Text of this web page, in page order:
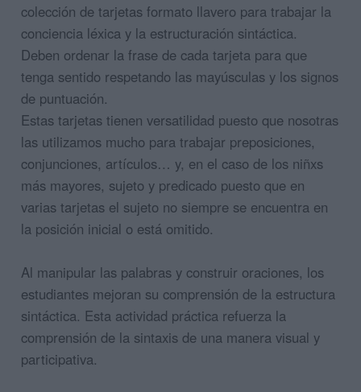
colección de tarjetas formato llavero para trabajar la
conciencia léxica y la estructuración sintáctica.
Deben ordenar la frase de cada tarjeta para que
tenga sentido respetando las mayúsculas y los signos
de puntuación.
Estas tarjetas tienen versatilidad puesto que nosotras
las utilizamos mucho para trabajar preposiciones,
conjunciones, artículos… y, en el caso de los niñxs
más mayores, sujeto y predicado puesto que en
varias tarjetas el sujeto no siempre se encuentra en
la posición inicial o está omitido.
Al manipular las palabras y construir oraciones, los
estudiantes mejoran su comprensión de la estructura
sintáctica. Esta actividad práctica refuerza la
comprensión de la sintaxis de una manera visual y
participativa.